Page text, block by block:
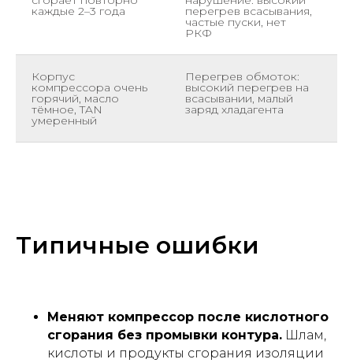
каждые 2–3 года перегрев всасывания,
частые пуски, нет
РКФ
Корпус
компрессора очень
горячий, масло
тёмное, TAN
умеренный
Перегрев обмоток:
высокий перегрев на
всасывании, малый
заряд хладагента
Типичные ошибки
Меняют компрессор после кислотного
сгорания без промывки контура. Шлам,
кислоты и продукты сгорания изоляции